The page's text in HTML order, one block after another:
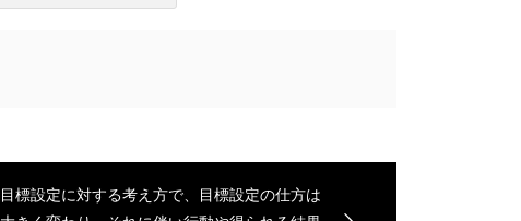
目標設定に対する考え方で、目標設定の仕方は